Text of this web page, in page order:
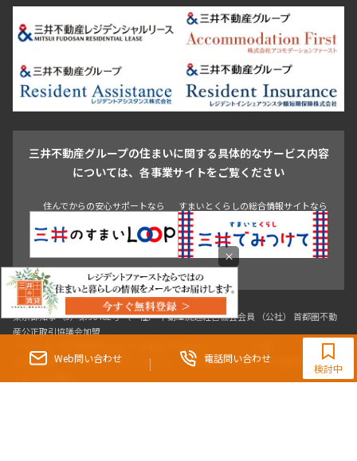
Web問い合わせ 電話問い合わせ
0120-321-983
9:30~18:00（水曜定休）
検討中
市ヶ谷・神楽坂・飯田橋
三田・芝・浜松町
芝浦・汐留・品川
月島・勝どき・豊洲
本郷・春日・小石川
目白・高田馬場・早稲田
池尻大橋・三軒茶屋
祐天寺・学芸大学・自由が丘
駒沢・用賀・二子玉川
成城・砧
池袋・板橋・王子
青山 渋谷 東京・大手町 新宿 品川
目黒・中目黒
江東区 台東区 墨田区
中野区
豊島区
杉並区 板橋区 練馬区 荒川区
足立区
葛飾区
江戸川区
三井不動産グループの住まいに関する具体的なサービス内容
については、各事業サイトをご覧ください
住んでからの安心サポートなら すまいとくらしの総合情報サイトなら
東京都知事（3）第96482号 （一社） 不動産流通経営協会会員 （公社） 首都圏不動
産公正取引協議会加盟
三井の賃貸「いちばんに、住む人のこと。」 東京都心を中心とした豊富な賃貸マン
×